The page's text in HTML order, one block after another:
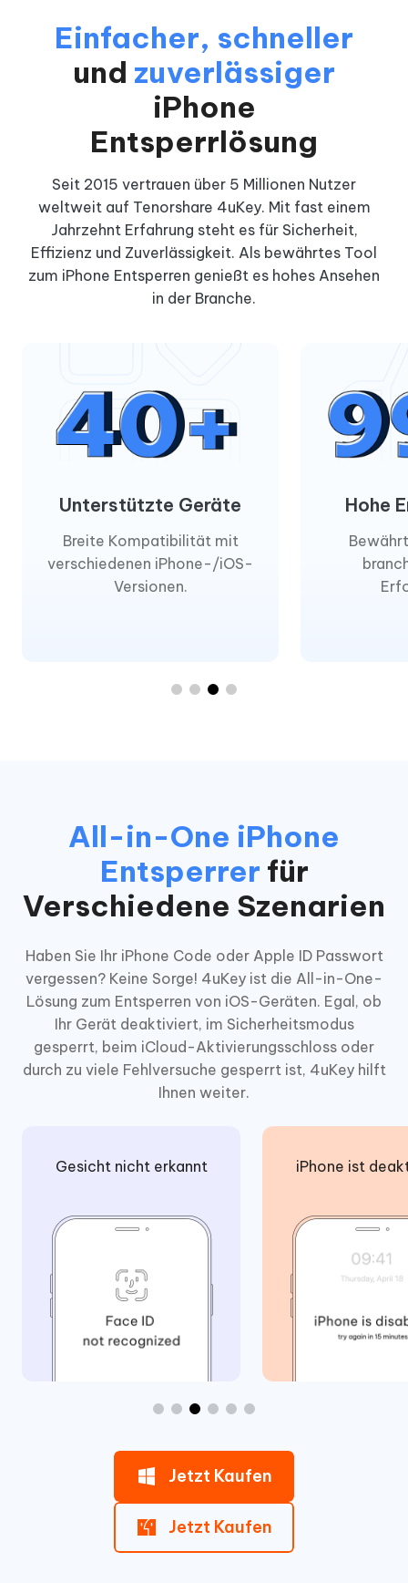
Einfacher, schneller
und zuverlässiger
iPhone
Entsperrlösung
Seit 2015 vertrauen über 5 Millionen Nutzer
weltweit auf Tenorshare 4uKey. Mit fast einem
Jahrzehnt Erfahrung steht es für Sicherheit,
Effizienz und Zuverlässigkeit. Als bewährtes Tool
zum iPhone Entsperren genießt es hohes Ansehen
in der Branche.
Unterstützte Geräte
Breite Kompatibilität mit
verschiedenen iPhone-/iOS-
Versionen.
Hohe
All-in-One iPhone
Entsperrer für
Verschiedene Szenarien
Haben Sie Ihr iPhone Code oder Apple ID Passwort
vergessen? Keine Sorge! 4uKey ist die All-in-One-
Lösung zum Entsperren von iOS-Geräten. Egal, ob
Ihr Gerät deaktiviert, im Sicherheitsmodus
gesperrt, beim iCloud-Aktivierungsschloss oder
durch zu viele Fehlversuche gesperrt ist, 4uKey hilft
Ihnen weiter.
Gesicht nicht erkannt iPhone ist
Jetzt Kaufen
Jetzt Kaufen